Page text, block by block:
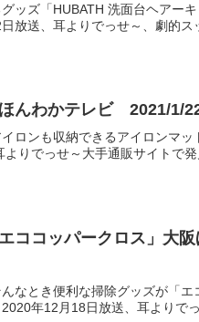
ッズ「HUBATH 洗面台ヘアー
送、耳よりでっせ～、劇的ス
んわかテレビ 2021/1/
ロンも収納できるアイロンマ
りでっせ～大手通販サイトで
ココッパークロス」大
なとき便利な掃除グッズが「エ
年12月18日放送、耳よりで